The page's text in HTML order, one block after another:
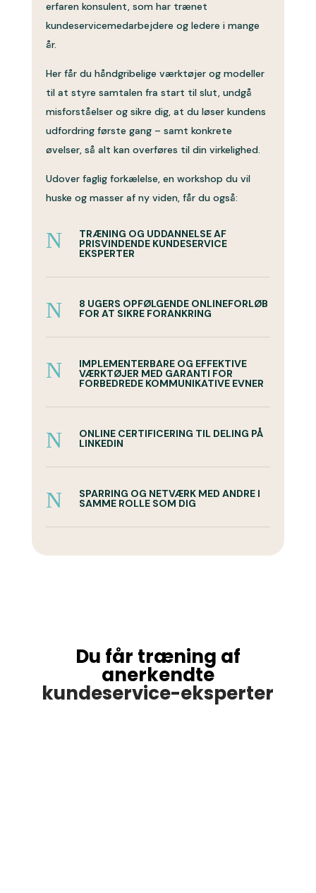
erfaren konsulent, som har trænet
kundeservicemedarbejdere og ledere i mange
år.
Her får du håndgribelige værktøjer og modeller
til at styre samtalen fra start til slut, undgå
misforståelser og sikre dig, at du løser kundens
udfordring første gang – samt konkrete
øvelser, så alt kan overføres til din virkelighed.
Udover faglig forkælelse, en workshop du vil
huske og masser af ny viden, får du også:
N TRÆNING OG UDDANNELSE AF
PRISVINDENDE KUNDESERVICE
EKSPERTER
N 8 UGERS OPFØLGENDE ONLINEFORLØB
FOR AT SIKRE FORANKRING
N IMPLEMENTERBARE OG EFFEKTIVE
VÆRKTØJER MED GARANTI FOR
FORBEDREDE KOMMUNIKATIVE EVNER
N ONLINE CERTIFICERING TIL DELING PÅ
LINKEDIN
N SPARRING OG NETVÆRK MED ANDRE I
SAMME ROLLE SOM DIG
Du får træning af
anerkendte
kundeservice-eksperter